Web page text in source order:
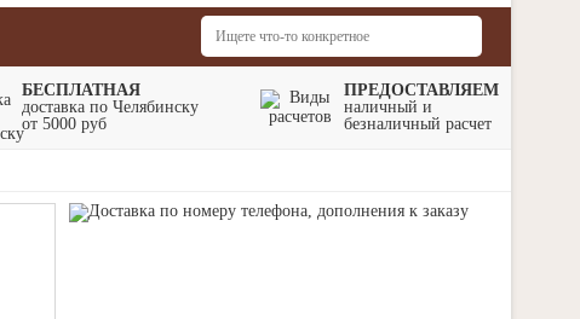
БЕСПЛАТНАЯ
доставка по Челябинску
от 5000 руб
ПРЕДОСТАВЛЯЕМ
наличный и
безналичный расчет